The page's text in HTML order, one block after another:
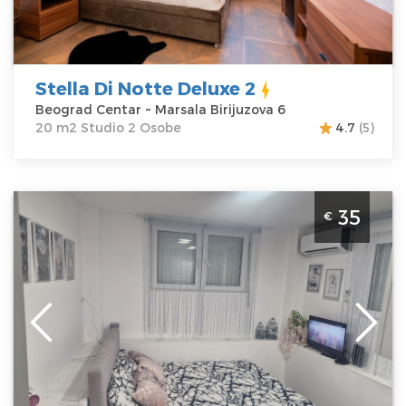
Cena40 €
Studio
Stella Di Notte Deluxe 2
Beograd Centar ~ Marsala Birijuzova 6
20 m2 Studio 2 Osobe
4.7 (5)
Studio Apartman Beo centar Beograd Zvezdara. Studio
apartman, veličine 20m2, idealan je za boravak dve
odrasle osobe.
Beograd
Lokacija:
Beograd
Zvezdara
Adresa:
Kovačeva
26
Cena
35 €
Gosti:2
Kvadratura : 20
m2
Struktura :
Studio
€35